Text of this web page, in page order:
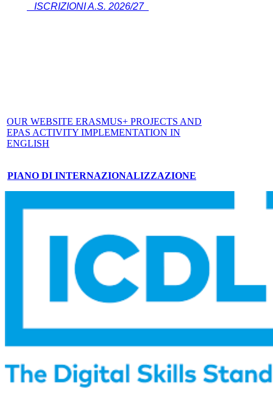
ISCRIZIONI A.S. 2026/27
OUR WEBSITE ERASMUS+ PROJECTS AND
EPAS ACTIVITY IMPLEMENTATION IN
ENGLISH
PIANO DI INTERNAZIONALIZZAZIONE